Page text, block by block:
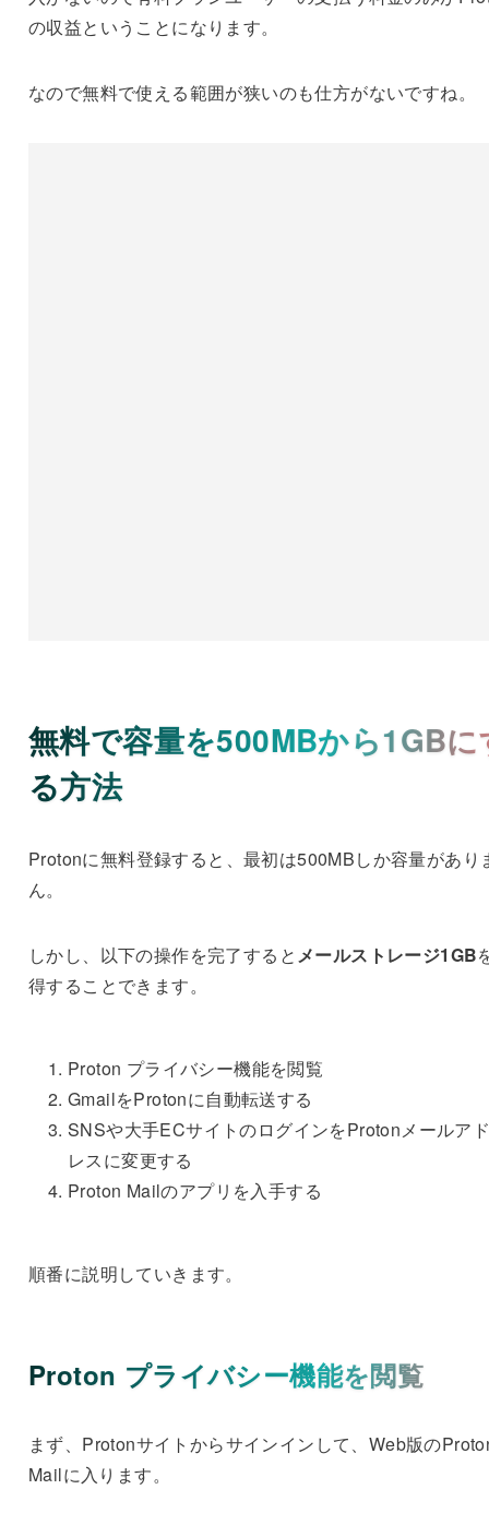
の収益ということになります。
なので無料で使える範囲が狭いのも仕方がないですね。
無料で容量を500MBから1GBに
る方法
Protonに無料登録すると、最初は500MBしか容量があり
ん。
しかし、以下の操作を完了すると メールストレージ1GB
得することできます。
Proton プライバシー機能を閲覧
GmailをProtonに自動転送する
SNSや大手ECサイトのログインをProtonメールア
レスに変更する
Proton Mailのアプリを入手する
順番に説明していきます。
Proton プライバシー機能を閲覧
まず、Protonサイトからサインインして、Web版の
Mailに入ります。